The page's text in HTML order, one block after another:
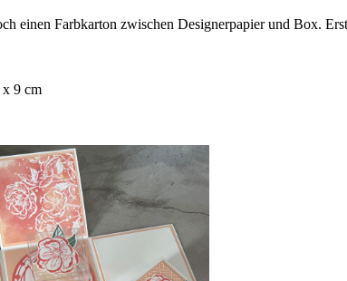
einen Farbkarton zwischen Designerpapier und Box.
x 9 cm